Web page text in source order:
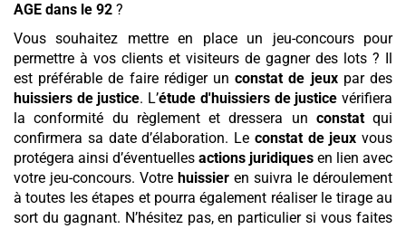
AGE dans le 92 ?
Vous souhaitez mettre en place un jeu-concours pour
permettre à vos clients et visiteurs de gagner des lots ? Il
est préférable de faire rédiger unconstat de jeuxpar des
huissiers de justice. L’étude d'huissiers de justice vérifiera
la conformité du règlement et dressera un constatqui
confirmera sa date d’élaboration. Le constat de jeux vous
protégera ainsi d’éventuelles actions juridiques en lien avec
votre jeu-concours. Votre huissier en suivra le déroulement
à toutes les étapes et pourra également réaliser le tirage au
sort du gagnant. N’hésitez pas, en particulier si vous faites